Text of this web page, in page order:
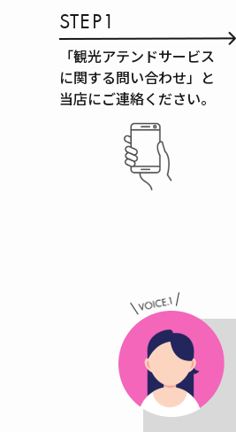
STEP1
「観光アテンドサービス
に関する問い合わせ」と
当店にご連絡ください。